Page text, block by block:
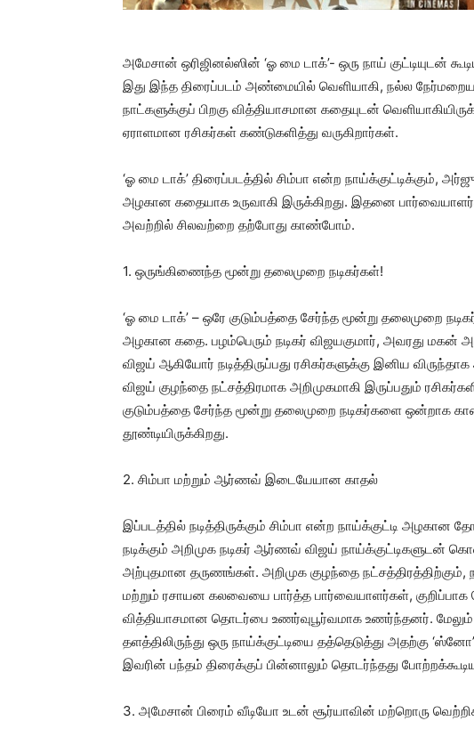
அமேசான் ஒரிஜினல்ஸின் ‘ஓ மை டாக்’- ஒரு நாய் குட்டியுடன்
இது இந்த திரைப்படம் அண்மையில் வெளியாகி, நல்ல
நாட்களுக்குப் பிறகு வித்தியாசமான கதையுடன்
ஏராளமான ரசிகர்கள் கண்டுகளித்து வருகிறார்கள்.
‘ஓ மை டாக்’ திரைப்படத்தில் சிம்பா என்ற நாய்க்குட்டிக்கும்,
அழகான கதையாக உருவாகி இருக்கிறது. இதனை
அவற்றில் சிலவற்றை தற்போது காண்போம்.
1. ஒருங்கிணைந்த மூன்று தலைமுறை நடிகர்கள்!
‘ஓ மை டாக்’ – ஒரே குடும்பத்தை சேர்ந்த மூன்று தலைமுறை
அழகான கதை. பழம்பெரும் நடிகர் விஜயகுமார், அவரது
விஜய் ஆகியோர் நடித்திருப்பது ரசிகர்களுக்கு இனிய
விஜய் குழந்தை நட்சத்திரமாக அறிமுகமாகி இருப்பதும்
குடும்பத்தை சேர்ந்த மூன்று தலைமுறை நடிகர்களை ஒன்றாக
தூண்டியிருக்கிறது.
2. சிம்பா மற்றும் ஆர்ணவ் இடையேயான காதல்
இப்படத்தில் நடித்திருக்கும் சிம்பா என்ற நாய்க்குட்டி அழகான
நடிக்கும் அறிமுக நடிகர் ஆர்ணவ் விஜய் நாய்க்குட்டிகளுடன்
அற்புதமான தருணங்கள். அறிமுக குழந்தை
மற்றும் ரசாயன கலவையை பார்த்த பார்வையாளர்கள்,
வித்தியாசமான தொடர்பை உணர்வுபூர்வமாக உணர்ந்தனர். மேலும்
தளத்திலிருந்து ஒரு நாய்க்குட்டியை தத்தெடுத்து அதற்கு
இவரின் பந்தம் திரைக்குப் பின்னாலும் தொடர்ந்தது
3. அமேசான் பிரைம் வீடியோ உடன் சூர்யாவின் மற்றொரு